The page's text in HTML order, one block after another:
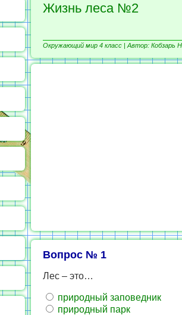
Жизнь леса №2
Окружающий мир 4 класс | Автор: Кобзарь
Вопрос № 1
Лес – это…
природный заповедник
природный парк